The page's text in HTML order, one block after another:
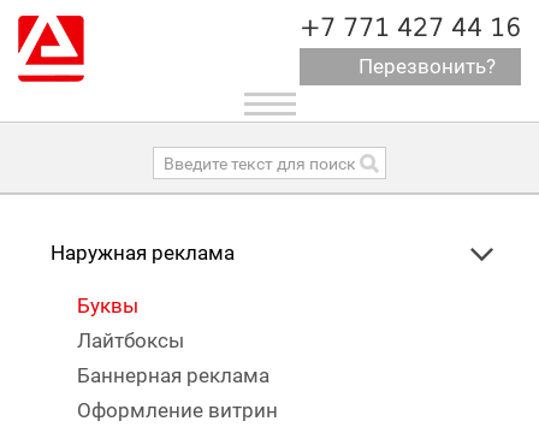
+7 771 427 44 16
Перезвонить?
Toggle
navigation
Наружная реклама
Буквы
Лайтбоксы
Баннерная реклама
Оформление витрин